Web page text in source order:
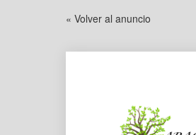
« Volver al anuncio